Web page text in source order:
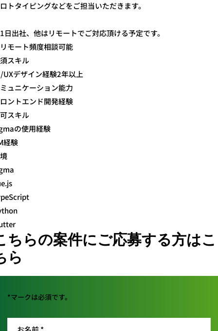
トタイピングなどをご担当いただきます。
日出社、他はリモートでご対応頂ける予定です。
モート頻度相談可能
スキル
UXデザイン経験2年以上
ュニケーション能力
ントエンド開発経験
スキル
の使用経験
経験
ちらの案件にご応募する方はこ
ら
*マークは必須です。